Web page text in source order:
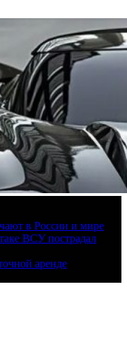
в России и мире
ВСУ пострадал
аренде